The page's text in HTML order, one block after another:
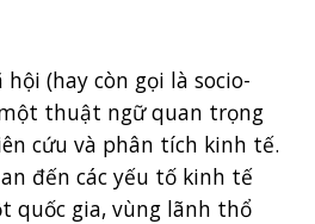
(hay còn gọi là socio-
thuật ngữ quan trọng
cứu và phân tích kinh tế.
đến các yếu tố kinh tế
quốc gia, vùng lãnh thổ